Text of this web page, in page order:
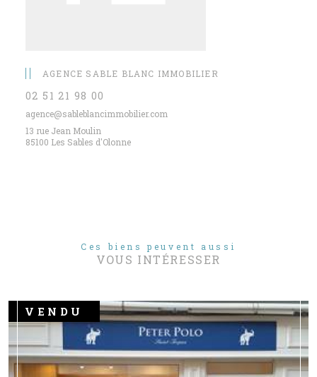
AGENCE SABLE BLANC IMMOBILIER
02 51 21 98 00
agence@sableblancimmobilier.com
13 rue Jean Moulin
85100 Les Sables d'Olonne
Ces biens peuvent aussi
VOUS INTÉRESSER
VENDU